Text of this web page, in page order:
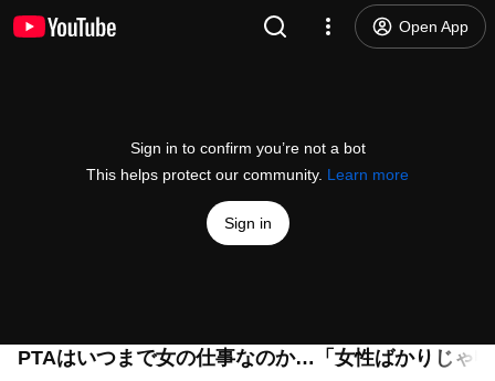
Open App
Sign in to confirm you’re not a bot
This helps protect our community. Learn more
Sign in
PTAはいつまで女の仕事なのか…「女性ばかりじゃ